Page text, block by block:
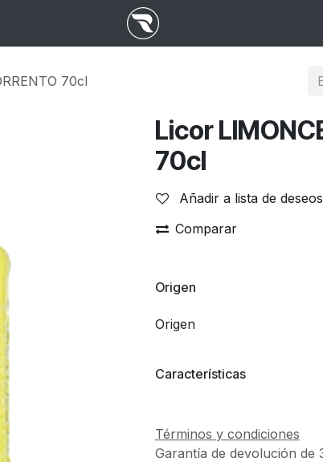
70cl
Licor
70cl
Añadir a lista de deseos
Comparar
Origen
Origen
Características
Términos y condiciones
Garantía de devolución de